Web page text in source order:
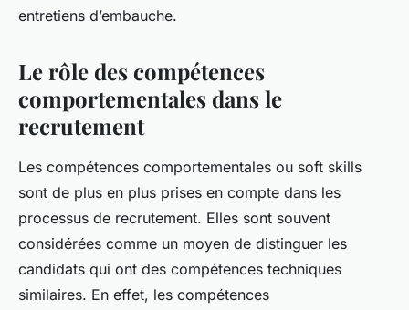
entretiens d’embauche.
Le rôle des compétences
comportementales dans le
recrutement
Les compétences comportementales ou soft skills
sont de plus en plus prises en compte dans les
processus de recrutement. Elles sont souvent
considérées comme un moyen de distinguer les
candidats qui ont des compétences techniques
similaires. En effet, les compétences